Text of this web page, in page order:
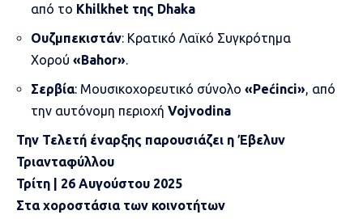
από το Khilkhet της Dhaka
Ουζμπεκιστάν: Κρατικό Λαϊκό Συγκρότημα
Χορού «Bahor».
Σερβία: Μουσικοχορευτικό σύνολο «Pećinci», από
την αυτόνομη περιοχή Vojvodina
Την Τελετή έναρξης παρουσιάζει η Έβελυν
Τριανταφύλλου
Τρίτη | 26 Αυγούστου 2025
Στα χοροστάσια των κοινοτήτων